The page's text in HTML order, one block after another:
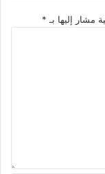
مشار إليها بـ *